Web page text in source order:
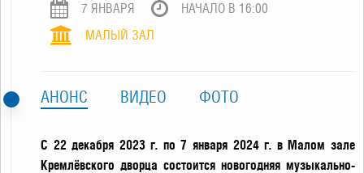
7 ЯНВАРЯ
НАЧАЛО В 16:00
МАЛЫЙ ЗАЛ
АНОНС ВИДЕО ФОТО
С 22 декабря 2023 г. по 7 января 2024 г. в Малом зале
Кремлёвского дворца состоится новогодняя музыкально-